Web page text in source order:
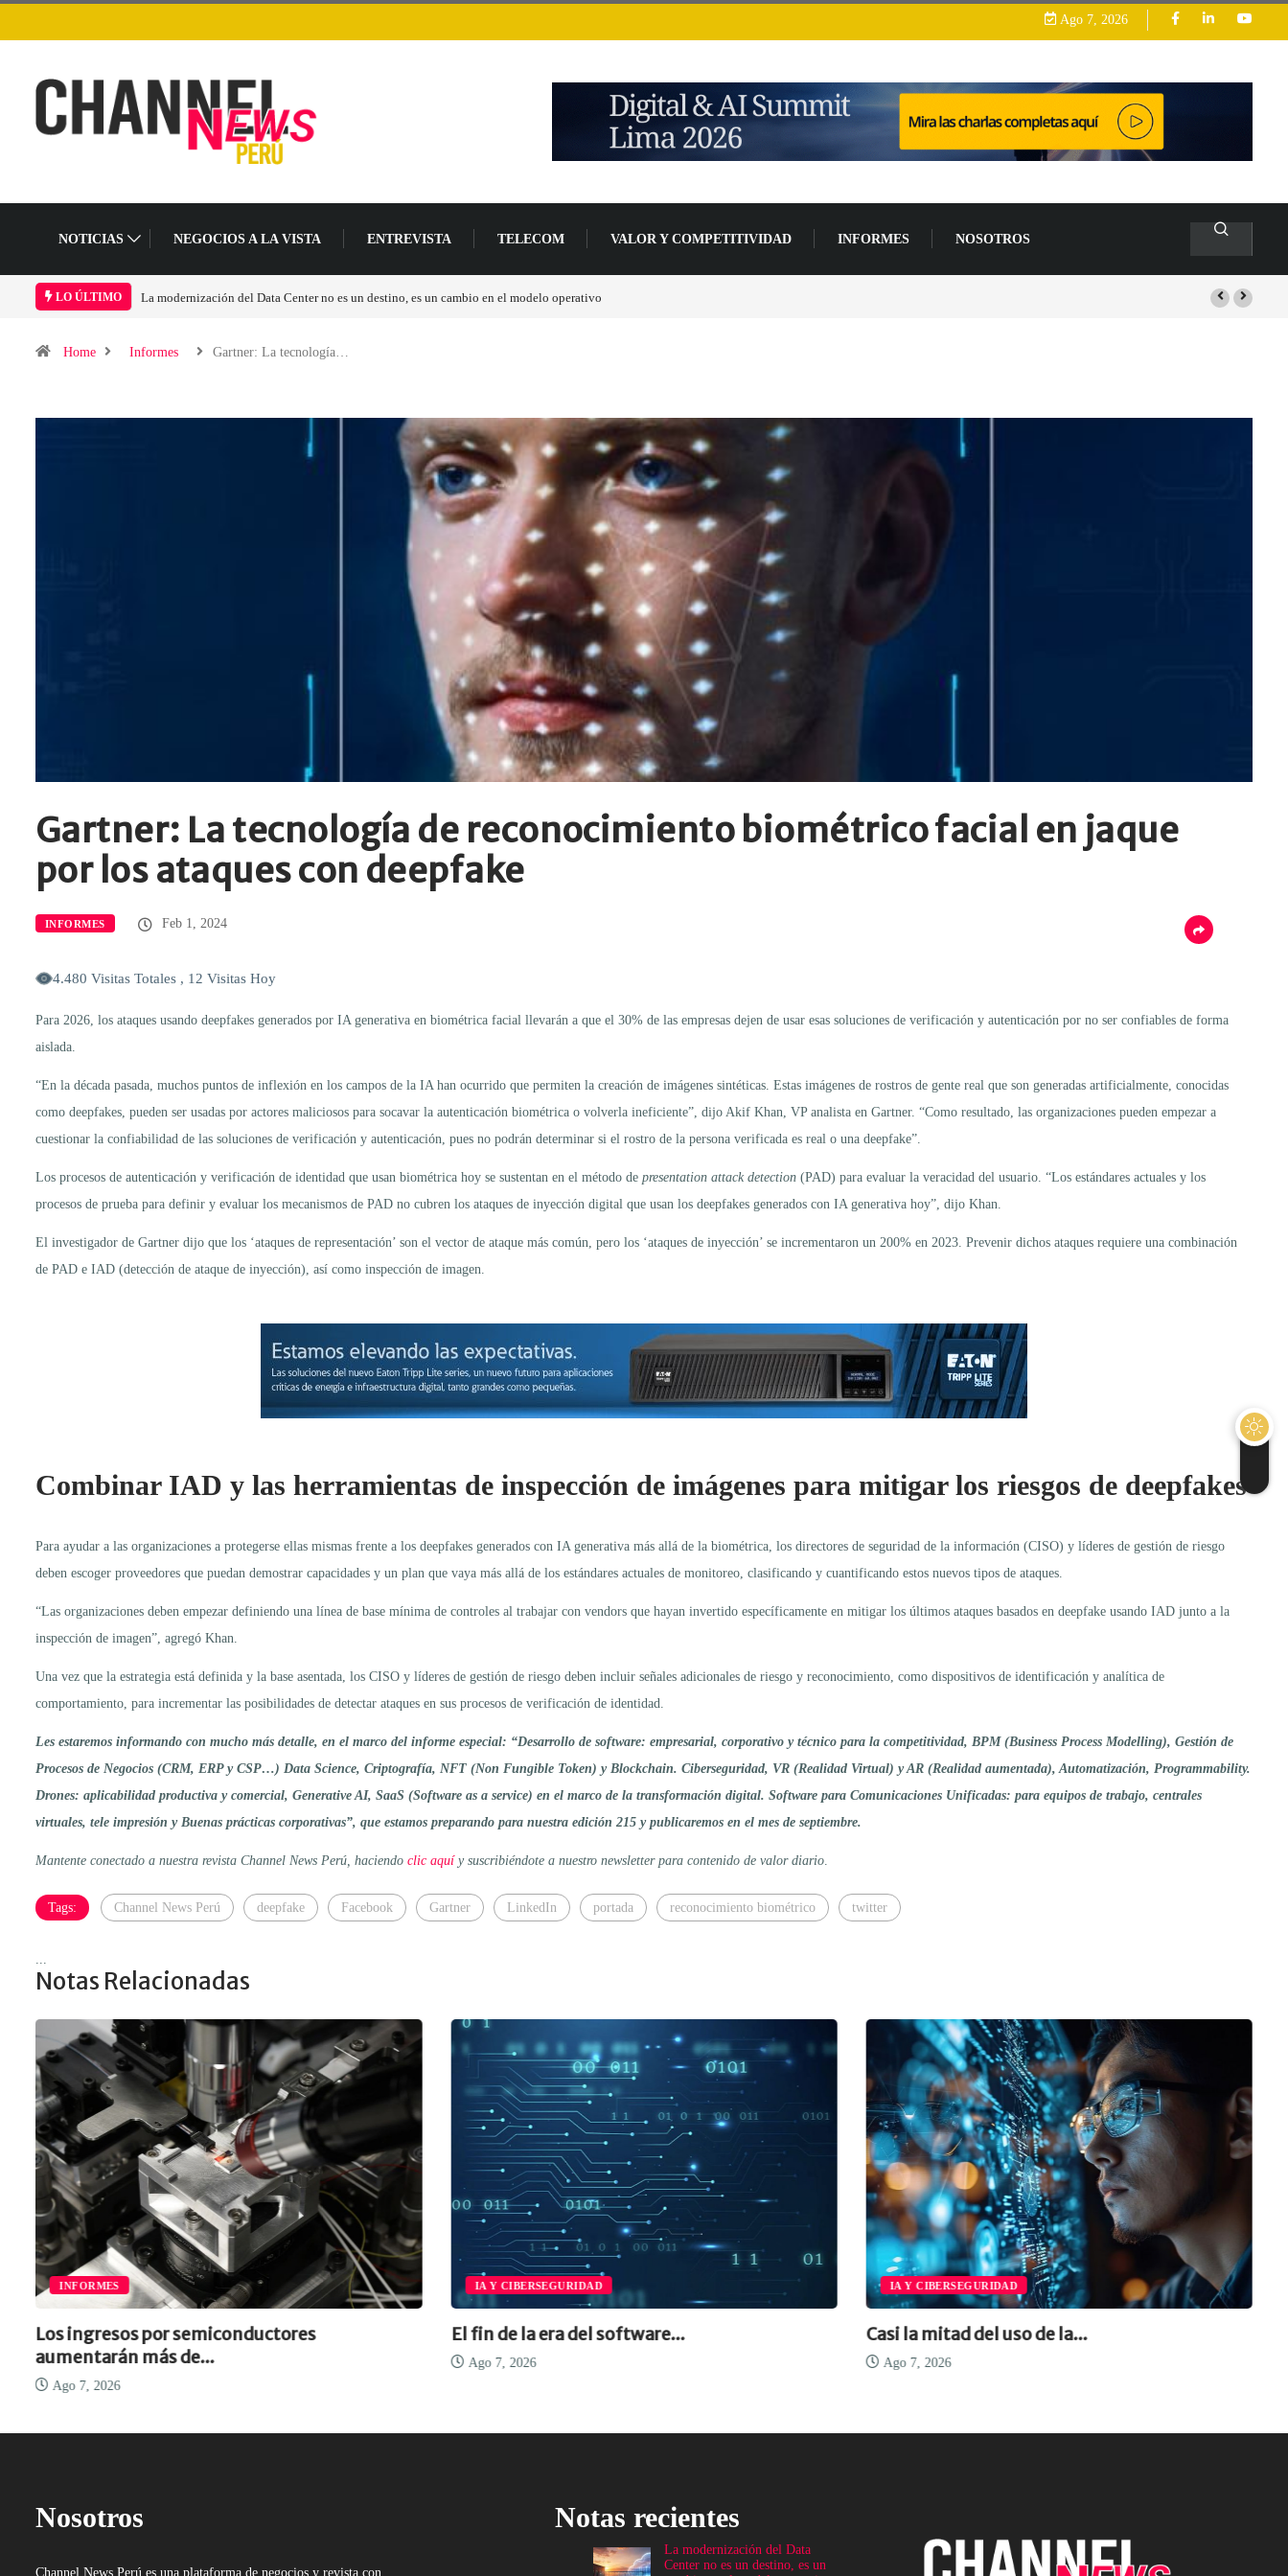
Ago 7, 2026
NOTICIAS NEGOCIOS A LA VISTA ENTREVISTA TELECOM VALOR Y COMPETITIVIDAD INFORMES NOSOTROS
LO ÚLTIMO La modernización del Data Center no es un destino, es un cambio en el modelo operativo
Home Informes Gartner: La tecnología…
Gartner: La tecnología de reconocimiento biométrico facial en jaque
por los ataques con deepfake
INFORMES Feb 1, 2024
4.480 Visitas Totales , 12 Visitas Hoy
Para 2026, los ataques usando deepfakes generados por IA generativa en biométrica facial llevarán a que el 30% de las empresas dejen de usar esas soluciones de verificación y autenticación por no ser confiables de forma
aislada.
“En la década pasada, muchos puntos de inflexión en los campos de la IA han ocurrido que permiten la creación de imágenes sintéticas. Estas imágenes de rostros de gente real que son generadas artificialmente, conocidas
como deepfakes, pueden ser usadas por actores maliciosos para socavar la autenticación biométrica o volverla ineficiente”, dijo Akif Khan, VP analista en Gartner. “Como resultado, las organizaciones pueden empezar a
cuestionar la confiabilidad de las soluciones de verificación y autenticación, pues no podrán determinar si el rostro de la persona verificada es real o una deepfake”.
Los procesos de autenticación y verificación de identidad que usan biométrica hoy se sustentan en el método de presentation attack detection (PAD) para evaluar la veracidad del usuario. “Los estándares actuales y los
procesos de prueba para definir y evaluar los mecanismos de PAD no cubren los ataques de inyección digital que usan los deepfakes generados con IA generativa hoy”, dijo Khan.
El investigador de Gartner dijo que los ‘ataques de representación’ son el vector de ataque más común, pero los ‘ataques de inyección’ se incrementaron un 200% en 2023. Prevenir dichos ataques requiere una combinación
de PAD e IAD (detección de ataque de inyección), así como inspección de imagen.
Combinar IAD y las herramientas de inspección de imágenes para mitigar los riesgos de deepfakes
Para ayudar a las organizaciones a protegerse ellas mismas frente a los deepfakes generados con IA generativa más allá de la biométrica, los directores de seguridad de la información (CISO) y líderes de gestión de riesgo
deben escoger proveedores que puedan demostrar capacidades y un plan que vaya más allá de los estándares actuales de monitoreo, clasificando y cuantificando estos nuevos tipos de ataques.
“Las organizaciones deben empezar definiendo una línea de base mínima de controles al trabajar con vendors que hayan invertido específicamente en mitigar los últimos ataques basados en deepfake usando IAD junto a la
inspección de imagen”, agregó Khan.
Una vez que la estrategia está definida y la base asentada, los CISO y líderes de gestión de riesgo deben incluir señales adicionales de riesgo y reconocimiento, como dispositivos de identificación y analítica de
comportamiento, para incrementar las posibilidades de detectar ataques en sus procesos de verificación de identidad.
Les estaremos informando con mucho más detalle, en el marco del informe especial: “Desarrollo de software: empresarial, corporativo y técnico para la competitividad, BPM (Business Process Modelling), Gestión de
Procesos de Negocios (CRM, ERP y CSP…) Data Science, Criptografía, NFT (Non Fungible Token) y Blockchain. Ciberseguridad, VR (Realidad Virtual) y AR (Realidad aumentada), Automatización, Programmability.
Drones: aplicabilidad productiva y comercial, Generative AI, SaaS (Software as a service) en el marco de la transformación digital. Software para Comunicaciones Unificadas: para equipos de trabajo, centrales
virtuales, tele impresión y Buenas prácticas corporativas”, que estamos preparando para nuestra edición 215 y publicaremos en el mes de septiembre.
Mantente conectado a nuestra revista Channel News Perú, haciendo clic aquíy suscribiéndote a nuestro newsletter para contenido de valor diario
Tags: Channel News Perú deepfake Facebook Gartner LinkedIn portada reconocimiento biométrico twitter
Notas Relacionadas
INFORMES
Los ingresos por semiconductores
aumentarán más de...
Ago 7, 2026
IA Y CIBERSEGURIDAD
El fin de la era del software...
Ago 7, 2026
IA Y CIBERSEGURIDAD
Casi la mitad del uso de la...
Ago 7, 2026
Nosotros
Channel News Perú es una plataforma de negocios y revista con
Notas recientes
La modernización del Data
Center no es un destino, es un